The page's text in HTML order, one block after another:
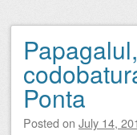
Post navigation
Ponta
Posted on July 14,